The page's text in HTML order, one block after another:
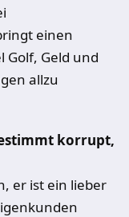
einen
Golf, Geld und
allzu
korrupt,
er ist ein lieber